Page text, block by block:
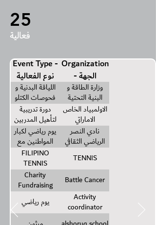
25
فعالية
Event Type -
نوع الفعالية
Organization
- الجهة
اللياقة البدنية و
فحوصات الكتلو
العضلات
بالتعاون مع مركز
دانه للحمية و
فيتنس فيرست
وزارة الطاقة و
البنية التحتية
دورة تدريبية
لتأهيل المدربين
و الفنيين و
الاطباء باندية و
مراكز اصحاب
الهمم حول الطب
و الاداء الرياضي
الاولمبياد الخاص
الاماراتي
يوم رياضي لكبار
المواطنين مع
الاعبين القدامي
نادي النصر
الرياضي الثقافي
FILIPINO
TENNIS
TENNIS
Charity
Fundraising
Battle Cancer
يوم رياضي
Activity
coordinator